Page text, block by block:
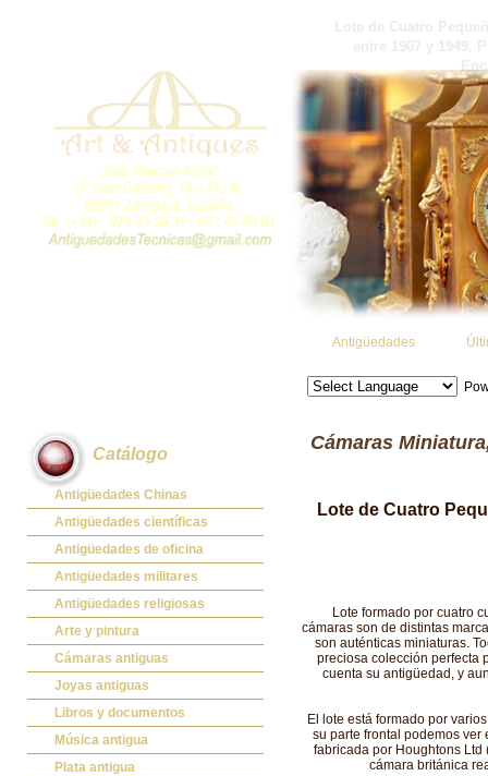
Antigüedades
Catálogo
Antigüedades Chinas
Antigüedades Chinas
Antigüedades científicas
Antigüedades científicas
Antigüedades de oficina
Máquinas de escribir antiguas
Calculadoras antiguas
Teléfonos y Telégrafos antiguos
Antigüedades militares
Espadas antiguas
Medallas y condecoraciones
Cascos militares
Otros artículos militares
Antigüedades religiosas
Antigüedades religiosas
Arte y pintura
Pintura antigua
Pintura contemporánea
Grabados antiguos y mapas
Cámaras antiguas
Cámaras antiguas
Joyas antiguas
Joyas antiguas
Libros y documentos
Libros antiguos
Fotografia antigua
Música antigua
Gramófonos antiguos
Plata antigua
Cámaras
Lote de Cuatro
Lote formado por cuatro
cámaras son de distintas
son auténticas miniaturas.
preciosa colección perfecta
cuenta su antigüedad, y
El lote está formado por
su parte frontal podemos ver
fabricada por Houghtons
cámara británica